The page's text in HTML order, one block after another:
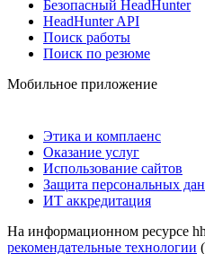
Безопасный HeadHunter
HeadHunter API
Поиск работы
Поиск по резюме
Мобильное приложение
Этика и комплаенс
Оказание услуг
Использование сайтов
Защита персональных
ИТ аккредитация
На информационном ресурсе
рекомендательные технологии